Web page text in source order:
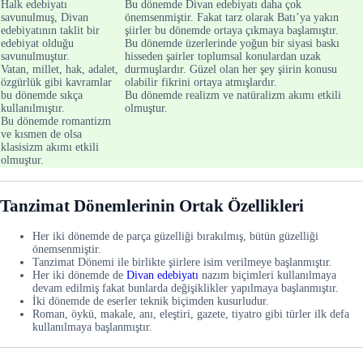
Halk edebiyatı
savunulmuş, Divan
edebiyatının taklit bir
edebiyat olduğu
savunulmuştur.
Vatan, millet, hak, adalet,
özgürlük gibi kavramlar
bu dönemde sıkça
kullanılmıştır.
Bu dönemde romantizm
ve kısmen de olsa
klasisizm akımı etkili
olmuştur.
Bu dönemde Divan edebiyatı daha çok
önemsenmiştir. Fakat tarz olarak Batı’ya yakın
şiirler bu dönemde ortaya çıkmaya başlamıştır.
Bu dönemde üzerlerinde yoğun bir siyasi baskı
hisseden şairler toplumsal konulardan uzak
durmuşlardır. Güzel olan her şey şiirin konusu
olabilir fikrini ortaya atmışlardır.
Bu dönemde realizm ve natüralizm akımı etkili
olmuştur.
Tanzimat Dönemlerinin Ortak Özellikleri
Her iki dönemde de parça güzelliği bırakılmış, bütün güzelliği
önemsenmiştir.
Tanzimat Dönemi ile birlikte şiirlere isim verilmeye başlanmıştır.
Her iki dönemde de Divan edebiyatı nazım biçimleri kullanılmaya
devam edilmiş fakat bunlarda değişiklikler yapılmaya başlanmıştır.
İki dönemde de eserler teknik biçimden kusurludur.
Roman, öykü, makale, anı, eleştiri, gazete, tiyatro gibi türler ilk defa
kullanılmaya başlanmıştır.